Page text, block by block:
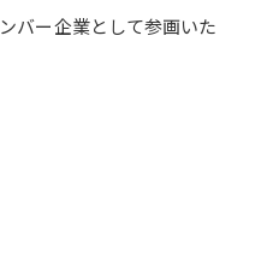
バー企業として参画いた